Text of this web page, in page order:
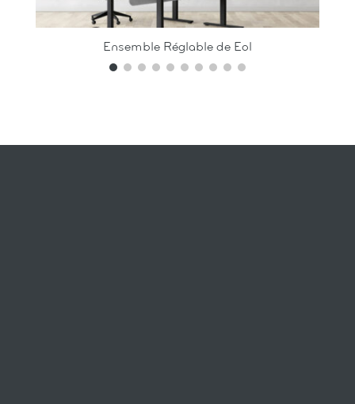
Ensemble Réglable de Eol